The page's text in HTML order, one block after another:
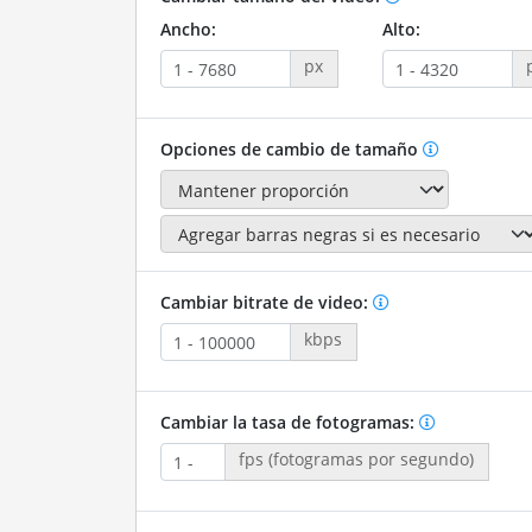
Ancho:
px
Alto:
Opciones de cambio de tamaño
Cambiar bitrate de video:
kbps
Cambiar la tasa de fotogramas:
fps (fotogramas por segundo)